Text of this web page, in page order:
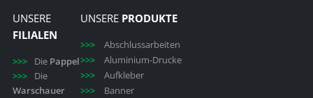
UNSERE
FILIALEN
Die Pappel
Die
Warschauer
UNSERE PRODUKTE
Abschlussarbeiten
Aluminium-Drucke
Aufkleber
Banner